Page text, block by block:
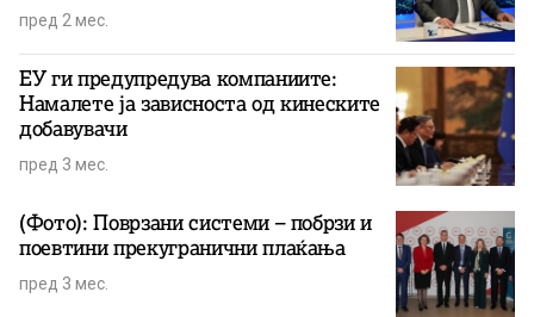
пред 2 мес.
ЕУ ги предупредува компаниите:
Намалете ја зависноста од кинеските
добавувачи
пред 3 мес.
(Фото): Поврзани системи – побрзи и
поевтини прекугранични плаќања
пред 3 мес.